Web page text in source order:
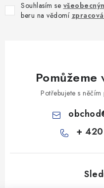
Souhlasím se
beru na vědomí
Pomůžeme
Potřebujete s
obchod
+